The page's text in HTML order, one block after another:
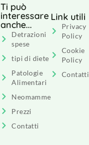
Ti può
interessare
anche...
Detrazioni
spese
tipi di diete
Patologie
Alimentari
Neomamme
Prezzi
Contatti
Link utili
Privacy
Policy
Cookie
Policy
Contatti